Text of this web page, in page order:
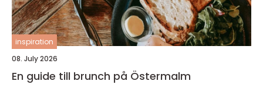
inspiration
08. July 2026
En guide till brunch på Östermalm